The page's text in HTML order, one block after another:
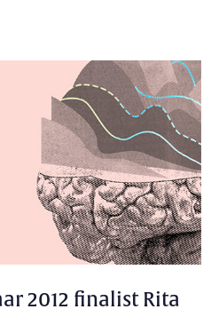
2012 finalist Rita